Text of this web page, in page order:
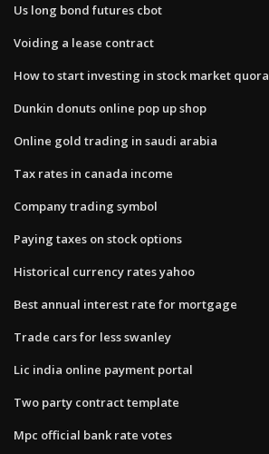
Us long bond futures cbot
Voiding a lease contract
How to start investing in stock market quora
Dunkin donuts online pop up shop
Online gold trading in saudi arabia
Tax rates in canada income
Company trading symbol
Paying taxes on stock options
Historical currency rates yahoo
Best annual interest rate for mortgage
Trade cars for less swanley
Lic india online payment portal
Two party contract template
Mpc official bank rate votes